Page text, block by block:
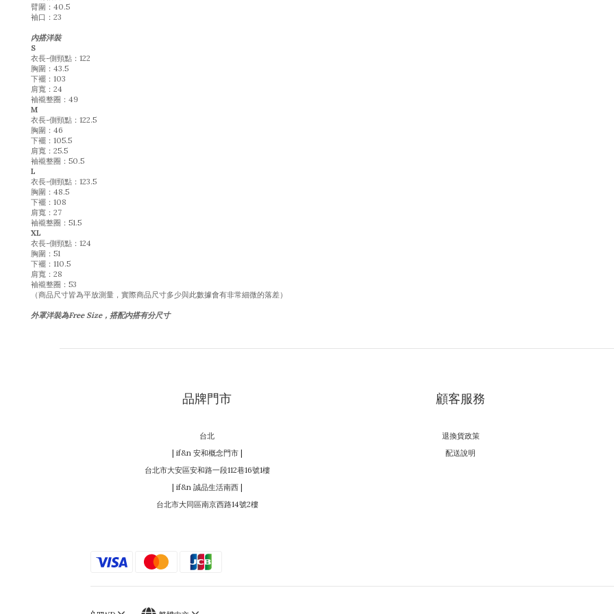
臂圍：40.5
袖口：23
內搭洋裝
S
衣長-側頸點：122
胸圍：43.5
下襬：103
肩寬：24
袖襱整圈：49
M
衣長-側頸點：122.5
胸圍：46
下襬：105.5
肩寬：25.5
袖襱整圈：50.5
L
衣長-側頸點：123.5
胸圍：48.5
下襬：108
肩寬：27
袖襱整圈：51.5
XL
衣長-側頸點 ： 124
胸圍 ： 51
下襬 ： 110.5
肩寬 ： 28
袖襱整圈 ： 53
（商品尺寸皆為平放測量，實際商品尺寸多少與此數據會有非常細微的落差）
外罩洋裝為Free Size，搭配內搭有分尺寸
品牌門市
台北
| if&n 安和概念門市 |
台北市大安區安和路一段112巷16號1樓
| if&n 誠品生活南西 |
台北市大同區南京西路14號2樓
顧客服務
退換貨政策
配送說明